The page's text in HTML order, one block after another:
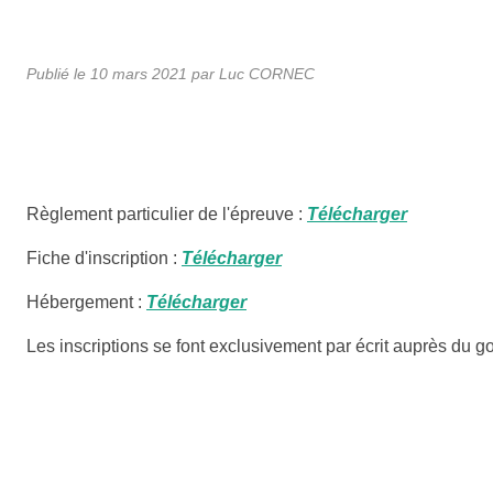
Publié le 10 mars 2021 par Luc CORNEC
Règlement particulier de l'épreuve : Télécharger
Fiche d'inscription : Télécharger
Hébergement : Télécharger
Les inscriptions se font exclusivement par écrit auprès du